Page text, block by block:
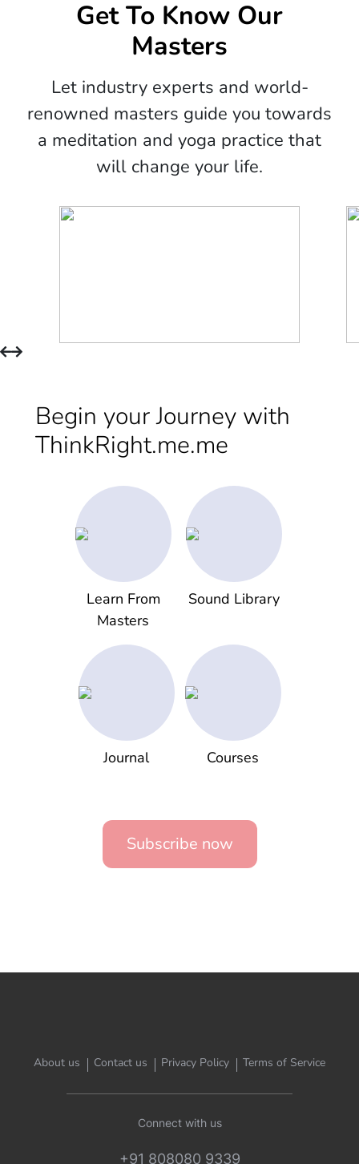
Get To Know Our
Masters
Let industry experts and world-
renowned masters guide you towards
a meditation and yoga practice that
will change your life.
Begin your Journey with
ThinkRight.me.me
Learn From
Masters
Sound Library
Journal Courses
Subscribe now
About us Contact us Privacy Policy Terms of Service
Connect with us
+91 808080 9339